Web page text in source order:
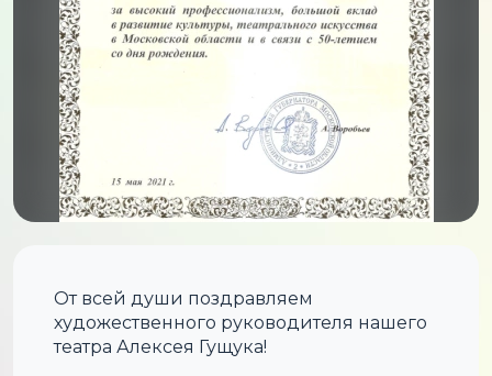
От всей души поздравляем
художественного руководителя нашего
театра Алексея Гущука!